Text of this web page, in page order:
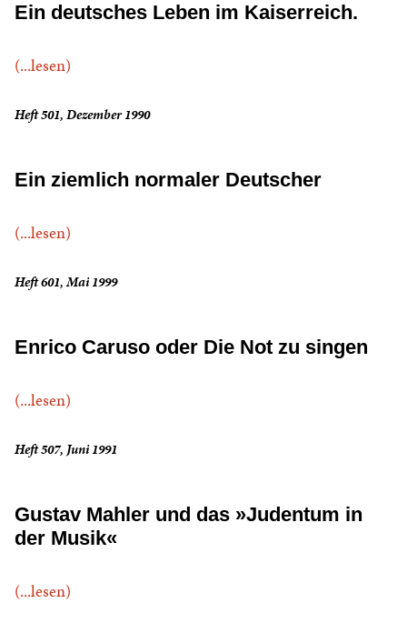
Ein deutsches Leben im Kaiserreich.
(...lesen)
Heft 501, Dezember 1990
Ein ziemlich normaler Deutscher
(...lesen)
Heft 601, Mai 1999
Enrico Caruso oder Die Not zu singen
(...lesen)
Heft 507, Juni 1991
Gustav Mahler und das »Judentum in
der Musik«
(...lesen)